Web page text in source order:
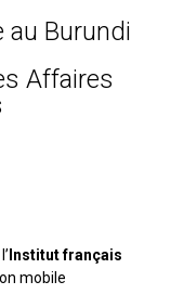
au Burundi
Affaires
Institut français
mobile